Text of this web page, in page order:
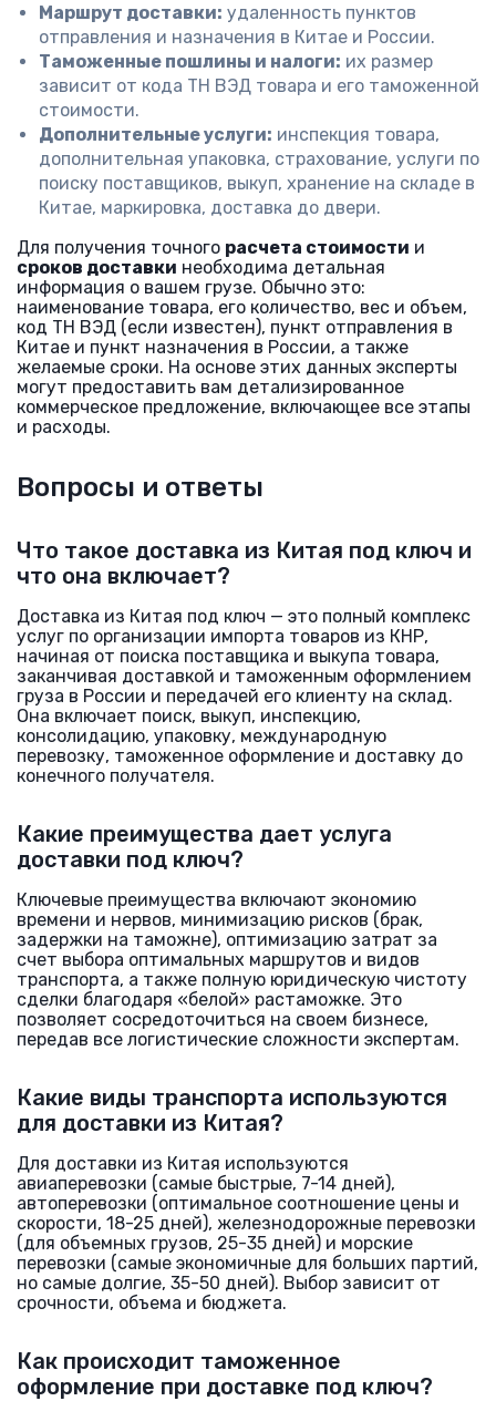
Маршрут доставки: удаленность пунктов
отправления и назначения в Китае и России.
Таможенные пошлины и налоги: их размер
зависит от кода ТН ВЭД товара и его таможенной
стоимости.
Дополнительные услуги: инспекция товара,
дополнительная упаковка, страхование, услуги по
поиску поставщиков, выкуп, хранение на складе в
Китае, маркировка, доставка до двери.
Для получения точного расчета стоимости и
сроков доставки необходима детальная
информация о вашем грузе. Обычно это:
наименование товара, его количество, вес и объем,
код ТН ВЭД (если известен), пункт отправления в
Китае и пункт назначения в России, а также
желаемые сроки. На основе этих данных эксперты
могут предоставить вам детализированное
коммерческое предложение, включающее все этапы
и расходы.
Вопросы и ответы
Что такое доставка из Китая под ключ и
что она включает?
Доставка из Китая под ключ — это полный комплекс
услуг по организации импорта товаров из КНР,
начиная от поиска поставщика и выкупа товара,
заканчивая доставкой и таможенным оформлением
груза в России и передачей его клиенту на склад.
Она включает поиск, выкуп, инспекцию,
консолидацию, упаковку, международную
перевозку, таможенное оформление и доставку до
конечного получателя.
Какие преимущества дает услуга
доставки под ключ?
Ключевые преимущества включают экономию
времени и нервов, минимизацию рисков (брак,
задержки на таможне), оптимизацию затрат за
счет выбора оптимальных маршрутов и видов
транспорта, а также полную юридическую чистоту
сделки благодаря «белой» растаможке. Это
позволяет сосредоточиться на своем бизнесе,
передав все логистические сложности экспертам.
Какие виды транспорта используются
для доставки из Китая?
Для доставки из Китая используются
авиаперевозки (самые быстрые, 7-14 дней),
автоперевозки (оптимальное соотношение цены и
скорости, 18-25 дней), железнодорожные перевозки
(для объемных грузов, 25-35 дней) и морские
перевозки (самые экономичные для больших партий,
но самые долгие, 35-50 дней). Выбор зависит от
срочности, объема и бюджета.
Как происходит таможенное
оформление при доставке под ключ?